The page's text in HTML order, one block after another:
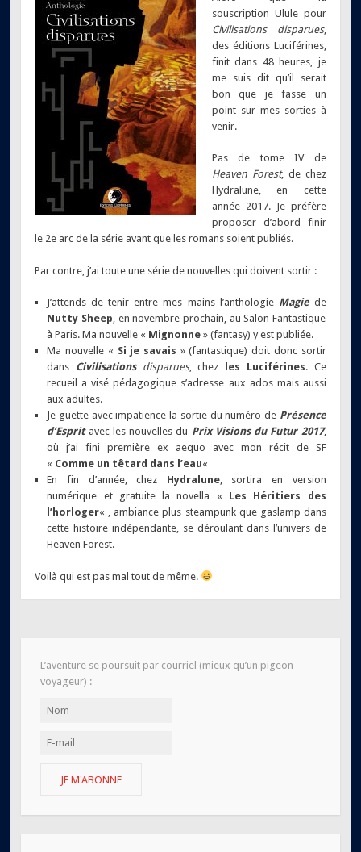
souscription Ulule pour
Civilisations disparues,
des éditions Luciférines,
finit dans 48 heures, je
me suis dit qu’il serait
bon que je fasse un
point sur mes sorties à
venir.
Pas de tome IV de
Heaven Forest, de chez
Hydralune, en cette
année 2017. Je préfère
proposer d’abord finir
le 2e arc de la série avant que les romans soient publiés.
Par contre, j’ai toute une série de nouvelles qui doivent sortir :
J’attends de tenir entre mes mains l’anthologie Magiede
Nutty Sheep, en novembre prochain, au Salon Fantastique
à Paris. Ma nouvelle « Mignonne » (fantasy) y est publiée.
Ma nouvelle « Si je savais » (fantastique) doit donc sortir
dans Civilisationsdisparues, chez les Luciférines. Ce
recueil a visé pédagogique s’adresse aux ados mais aussi
aux adultes.
Je guette avec impatience la sortie du numéro de Présence
d’Espritavec les nouvelles du Prix Visions du Futur 2017,
où j’ai fini première ex aequo avec mon récit de SF
« Comme un têtard dans l’eau«
En fin d’année, chez Hydralune, sortira en version
numérique et gratuite la novella « Les Héritiers des
l’horloger« , ambiance plus steampunk que gaslamp dans
cette histoire indépendante, se déroulant dans l’univers de
Heaven Forest.
Voilà qui est pas mal tout de même.
L’aventure se poursuit par courriel (mieux qu’un pigeon
voyageur) :
JE M'ABONNE